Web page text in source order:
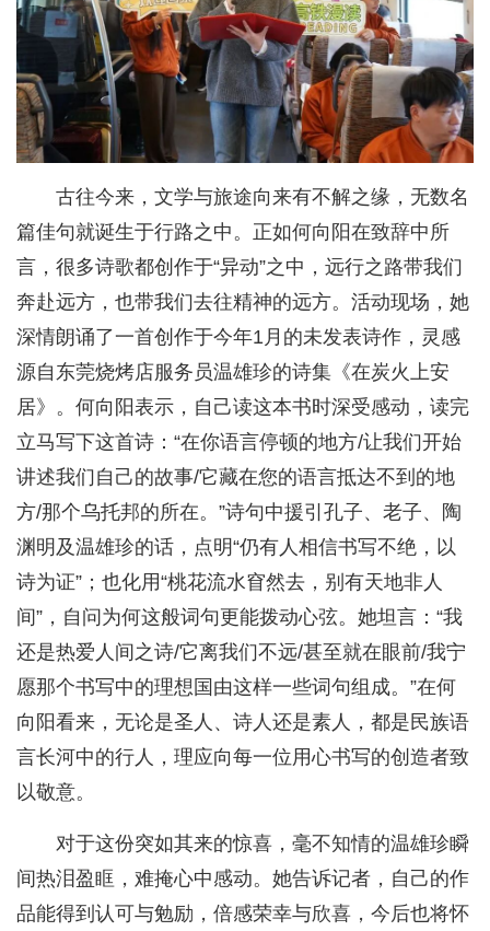
古往今来，文学与旅途向来有不解之缘，无数名
篇佳句就诞生于行路之中。正如何向阳在致辞中所
言，很多诗歌都创作于“异动”之中，远行之路带我们
奔赴远方，也带我们去往精神的远方。活动现场，她
深情朗诵了一首创作于今年1月的未发表诗作，灵感
源自东莞烧烤店服务员温雄珍的诗集《在炭火上安
居》。何向阳表示，自己读这本书时深受感动，读完
立马写下这首诗：“在你语言停顿的地方/让我们开始
讲述我们自己的故事/它藏在您的语言抵达不到的地
方/那个乌托邦的所在。”诗句中援引孔子、老子、陶
渊明及温雄珍的话，点明“仍有人相信书写不绝，以
诗为证”；也化用“桃花流水窅然去，别有天地非人
间”，自问为何这般词句更能拨动心弦。她坦言：“我
还是热爱人间之诗/它离我们不远/甚至就在眼前/我宁
愿那个书写中的理想国由这样一些词句组成。”在何
向阳看来，无论是圣人、诗人还是素人，都是民族语
言长河中的行人，理应向每一位用心书写的创造者致
以敬意。
对于这份突如其来的惊喜，毫不知情的温雄珍瞬
间热泪盈眶，难掩心中感动。她告诉记者，自己的作
品能得到认可与勉励，倍感荣幸与欣喜，今后也将怀